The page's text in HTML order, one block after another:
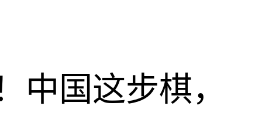
中国这步棋，